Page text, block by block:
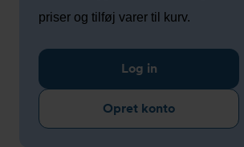
priser og tilføj varer til kurv.
Log in
Opret konto